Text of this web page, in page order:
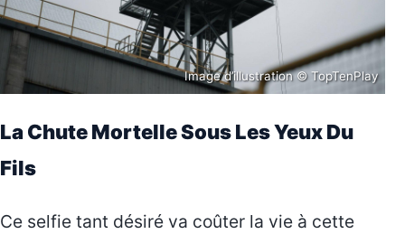
Image d’illustration © TopTenPlay
La Chute Mortelle Sous Les Yeux Du
Fils
Ce selfie tant désiré va coûter la vie à cette